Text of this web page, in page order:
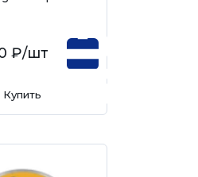
₽/шт
Купить